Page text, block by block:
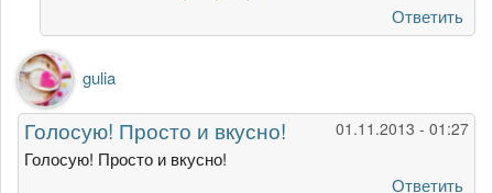
от
nata-
kiseleva
Ответить
gulia
01.11.2013 - 01:27
Голосую! Просто и вкусно!
Голосую! Просто и вкусно!
Ответить